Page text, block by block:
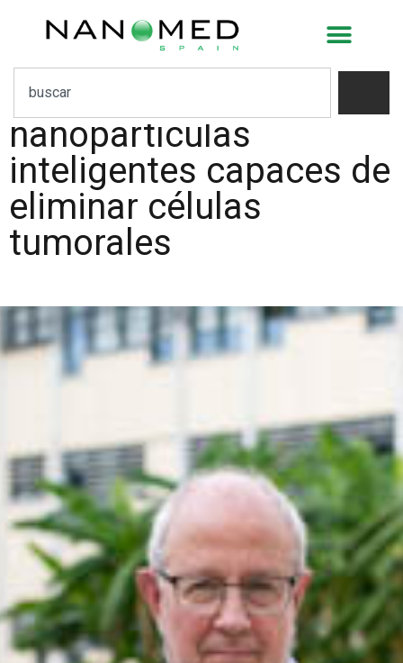
Un equipo de la UPV
lidera el desarrollo en
fase preclínica de unas
nanopartículas
inteligentes capaces de
eliminar células
tumorales